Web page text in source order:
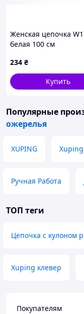
Женская цепочка
белая 100 см
234 ₴
Купить
Популярные
ожерелья
XUPING
Ручная Работа
ТОП теги
Цепочка с кулоном
Xuping клевер
Покупателям